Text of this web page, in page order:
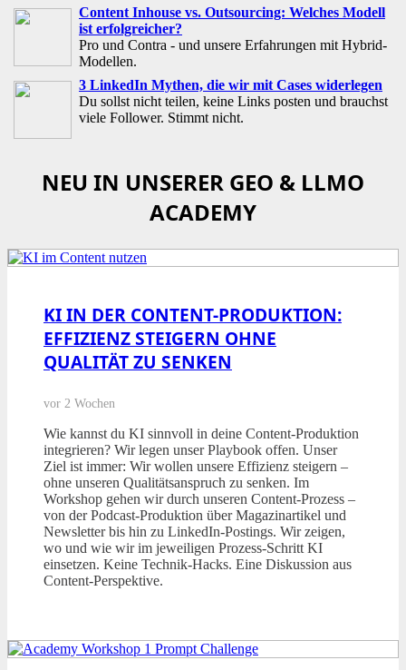
Content Inhouse vs. Outsourcing: Welches Modell
ist erfolgreicher?
Pro und Contra - und unsere Erfahrungen mit Hybrid-
Modellen.
3 LinkedIn Mythen, die wir mit Cases widerlegen
Du sollst nicht teilen, keine Links posten und brauchst
viele Follower. Stimmt nicht.
NEU IN UNSERER GEO & LLMO
ACADEMY
KI IN DER CONTENT-PRODUKTION:
EFFIZIENZ STEIGERN OHNE
QUALITÄT ZU SENKEN
vor 2 Wochen
Wie kannst du KI sinnvoll in deine Content-Produktion
integrieren? Wir legen unser Playbook offen. Unser
Ziel ist immer: Wir wollen unsere Effizienz steigern –
ohne unseren Qualitätsanspruch zu senken. Im
Workshop gehen wir durch unseren Content-Prozess –
von der Podcast-Produktion über Magazinartikel und
Newsletter bis hin zu LinkedIn-Postings. Wir zeigen,
wo und wie wir im jeweiligen Prozess-Schritt KI
einsetzen. Keine Technik-Hacks. Eine Diskussion aus
Content-Perspektive.